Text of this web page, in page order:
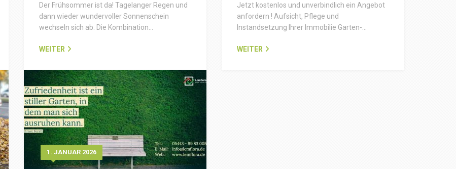
Der Frühsommer ist da! Tagelanger Regen und
dann wieder wundervoller Sonnenschein
wechseln sich ab. Die Kombination…
WEITER
Jetzt kostenlos und unverbindlich ein Angebot
anfordern ! Aufsicht, Pflege und
Instandsetzung Ihrer Immobilie Garten-…
WEITER
1. JANUAR 2026